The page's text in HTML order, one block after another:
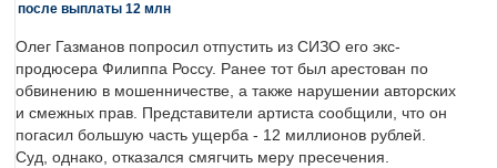
после выплаты 12 млн
Олег Газманов попросил отпустить из СИЗО его экс-
продюсера Филиппа Россу. Ранее тот был арестован по
обвинению в мошенничестве, а также нарушении авторских
и смежных прав. Представители артиста сообщили, что он
погасил большую часть ущерба - 12 миллионов рублей.
Суд, однако, отказался смягчить меру пресечения.